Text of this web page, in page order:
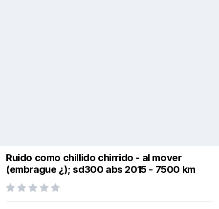
Ruido como chillido chirrido - al mover
(embrague ¿); sd300 abs 2015 - 7500 km